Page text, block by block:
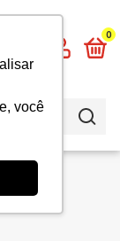
você
0